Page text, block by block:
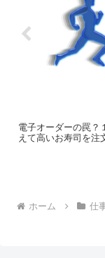
電子オーダーの罠？
えて高いお寿司を注
ホーム 仕